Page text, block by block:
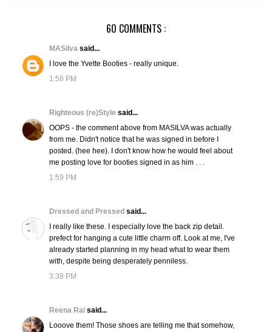
60 COMMENTS :
MASilva said...
I love the Yvette Booties - really unique.
1:58 PM
Righteous (re)Style said...
OOPS - the comment above from MASILVA was actually
from me. Didn't notice that he was signed in before I
posted. (hee hee). I don't know how he would feel about
me posting love for booties signed in as him . . .
1:59 PM
Dressed and Pressed said...
I really like these. I especially love the back zip detail.
prefect for hanging a cute little charm off. Look at me, I've
already started planning in my head what to wear them
with, despite being desperately penniless.
3:38 PM
Reena Rai said...
Looove them! Those shoes are telling me that somehow,